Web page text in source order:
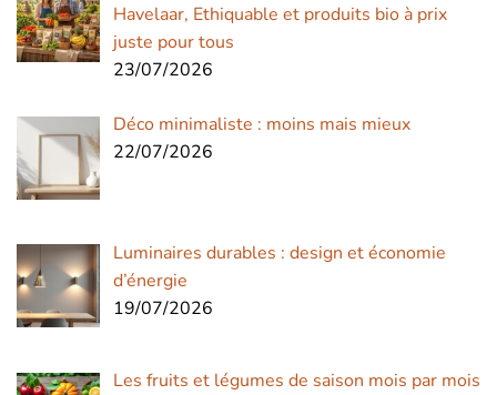
Havelaar, Ethiquable et produits bio à prix
juste pour tous
23/07/2026
Déco minimaliste : moins mais mieux
22/07/2026
Luminaires durables : design et économie
d’énergie
19/07/2026
Les fruits et légumes de saison mois par mois